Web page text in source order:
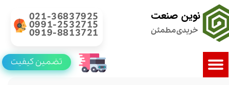
نوین صنعت
خریدی مطمئن
021-36837925
0991-2532715
0919-8813721
تضمین کیفیت